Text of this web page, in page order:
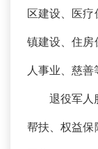
区建设、医
镇建设、住房
人事业、慈善
退役军人
帮扶、权益保